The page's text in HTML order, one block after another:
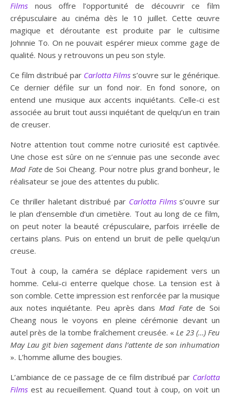
Films nous offre l’opportunité de découvrir ce film
crépusculaire au cinéma dès le 10 juillet. Cette œuvre
magique et déroutante est produite par le cultisime
Johnnie To. On ne pouvait espérer mieux comme gage de
qualité. Nous y retrouvons un peu son style.
Ce film distribué par Carlotta Films s’ouvre sur le générique.
Ce dernier défile sur un fond noir. En fond sonore, on
entend une musique aux accents inquiétants. Celle-ci est
associée au bruit tout aussi inquiétant de quelqu’un en train
de creuser.
Notre attention tout comme notre curiosité est captivée.
Une chose est sûre on ne s’ennuie pas une seconde avec
Mad Fatede Soi Cheang. Pour notre plus grand bonheur, le
réalisateur se joue des attentes du public.
Ce thriller haletant distribué par Carlotta Filmss’ouvre sur
le plan d’ensemble d’un cimetière. Tout au long de ce film,
on peut noter la beauté crépusculaire, parfois irréelle de
certains plans. Puis on entend un bruit de pelle quelqu’un
creuse.
Tout à coup, la caméra se déplace rapidement vers un
homme. Celui-ci enterre quelque chose. La tension est à
son comble. Cette impression est renforcée par la musique
aux notes inquiétante. Peu après dans Mad Fatede Soi
Cheang nous le voyons en pleine cérémonie devant un
autel près de la tombe fraîchement creusée. «Le 23 (…) Feu
May Lau git bien sagement dans l’attente de son inhumation
». L’homme allume des bougies.
L’ambiance de ce passage de ce film distribué par Carlotta
Films est au recueillement. Quand tout à coup, on voit un